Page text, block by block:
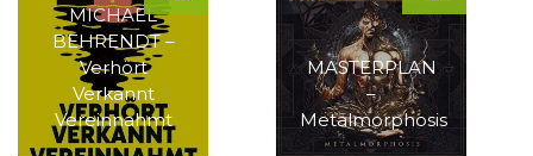
MICHAEL
BEHRENDT –
Verhört
Verkannt
Vereinnahmt
MASTERPLAN
–
Metalmorphosis